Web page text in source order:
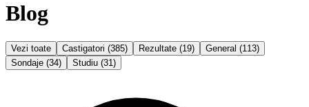
Blog
Vezi toate Castigatori (385) Rezultate (19) General (113)
Sondaje (34) Studiu (31 )